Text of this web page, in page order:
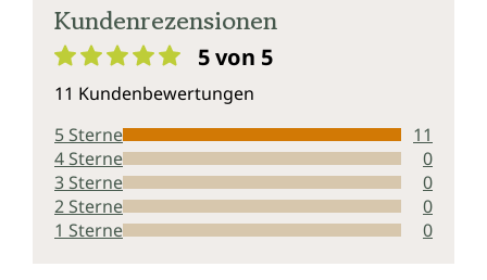
Kundenrezensionen
5 von 5
11 Kundenbewertungen
5 Sterne
11
4 Sterne
0
3 Sterne
0
2 Sterne
0
1 Sterne
0